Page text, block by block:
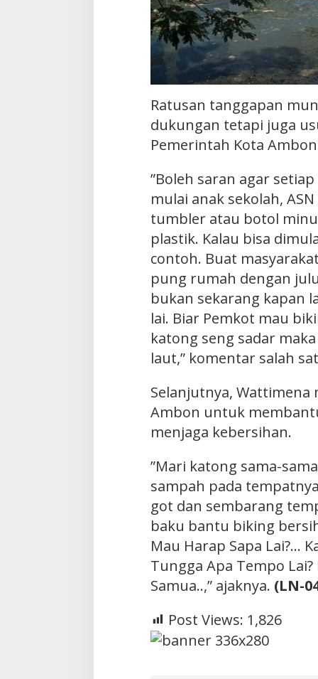
Ratusan tanggapan
dukungan tetapi juga
Pemerintah Kota
”Boleh saran agar
mulai anak sekolah,
tumbler atau botol
plastik. Kalau bisa
contoh. Buat
pung rumah dengan
bukan sekarang kapan
lai. Biar Pemkot mau
katong seng sadar
laut,” komentar salah
Selanjutnya, Wattimena
Ambon untuk
menjaga kebersihan.
”Mari katong sama-
sampah pada
got dan sembarang
baku bantu biking
Mau Harap Sapa Lai?…
Tungga Apa Tempo
Samua..,” ajaknya. (LN-
Post Views: 1,826